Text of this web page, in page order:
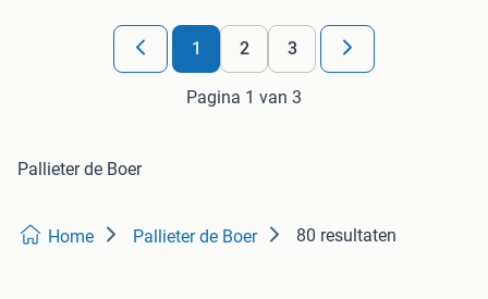
1 2 3
Pagina 1 van 3
Pallieter de Boer
Home Pallieter de Boer 80 resultaten